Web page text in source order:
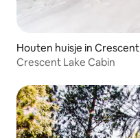
Houten huisje in Crescent
Crescent Lake Cabin